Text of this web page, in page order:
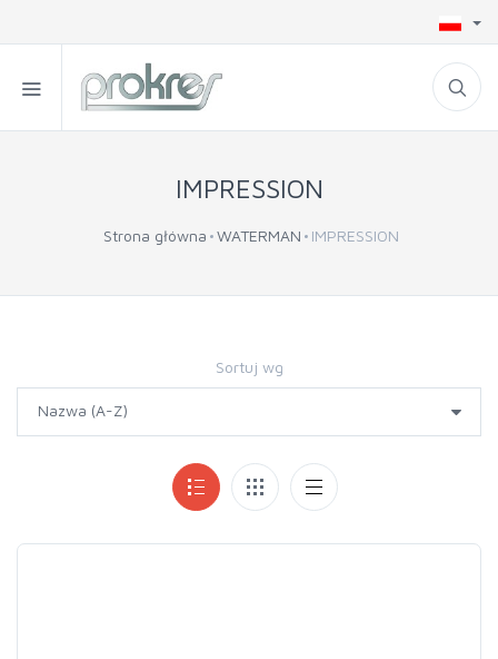
IMPRESSION
Strona główna WATERMAN IMPRESSION
Sortuj wg